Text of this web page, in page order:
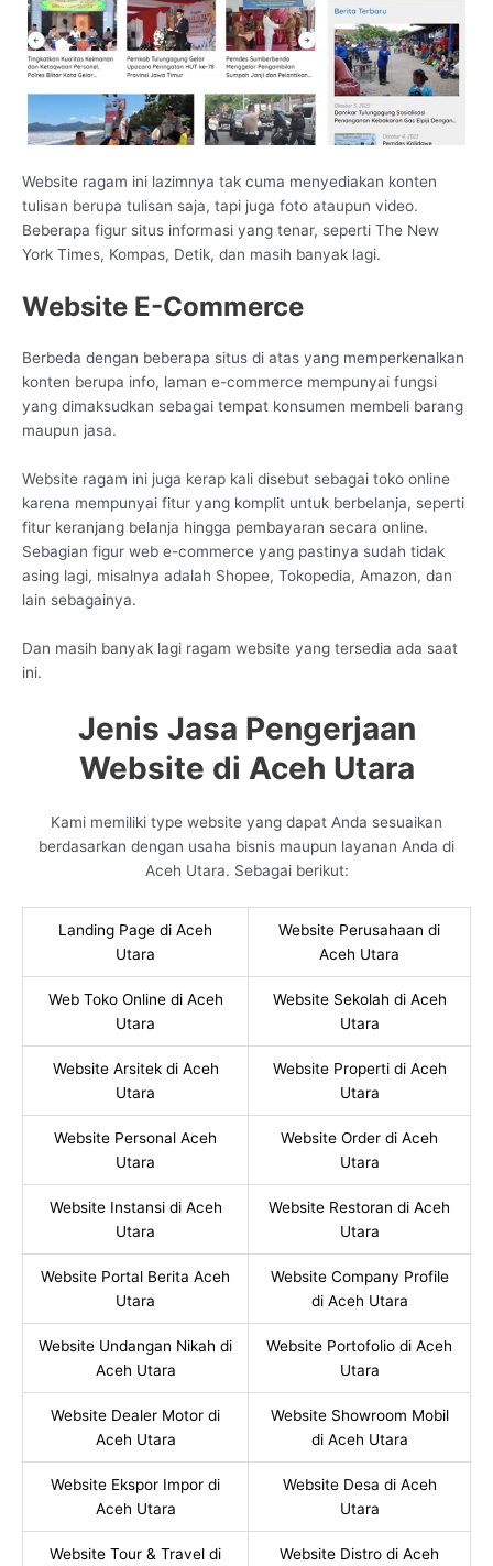
Website ragam ini lazimnya tak cuma menyediakan konten
tulisan berupa tulisan saja, tapi juga foto ataupun video.
Beberapa figur situs informasi yang tenar, seperti The New
York Times, Kompas, Detik, dan masih banyak lagi.
Website E-Commerce
Berbeda dengan beberapa situs di atas yang memperkenalkan
konten berupa info, laman e-commerce mempunyai fungsi
yang dimaksudkan sebagai tempat konsumen membeli barang
maupun jasa.
Website ragam ini juga kerap kali disebut sebagai toko online
karena mempunyai fitur yang komplit untuk berbelanja, seperti
fitur keranjang belanja hingga pembayaran secara online.
Sebagian figur web e-commerce yang pastinya sudah tidak
asing lagi, misalnya adalah Shopee, Tokopedia, Amazon, dan
lain sebagainya.
Dan masih banyak lagi ragam website yang tersedia ada saat
ini.
Jenis Jasa Pengerjaan
Website di Aceh Utara
Kami memiliki type website yang dapat Anda sesuaikan
berdasarkan dengan usaha bisnis maupun layanan Anda di
Aceh Utara. Sebagai berikut:
Landing Page di Aceh
Utara
Website Perusahaan di
Aceh Utara
Web Toko Online di Aceh
Utara
Website Sekolah di Aceh
Utara
Website Arsitek di Aceh
Utara
Website Properti di Aceh
Utara
Website Personal Aceh
Utara
Website Order di Aceh
Utara
Website Instansi di Aceh
Utara
Website Restoran di Aceh
Utara
Website Portal Berita Aceh
Utara
Website Company Profile
di Aceh Utara
Website Undangan Nikah di
Aceh Utara
Website Portofolio di Aceh
Utara
Website Dealer Motor di
Aceh Utara
Website Showroom Mobil
di Aceh Utara
Website Ekspor Impor di
Aceh Utara
Website Desa di Aceh
Utara
Website Tour & Travel di Website Distro di Aceh